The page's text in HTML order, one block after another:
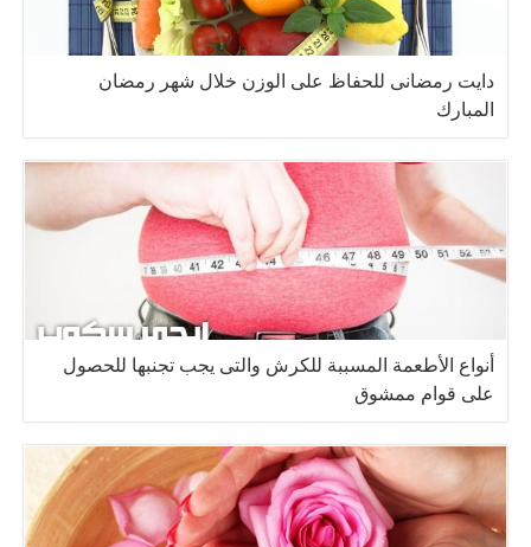
دايت رمضانى للحفاظ على الوزن خلال شهر رمضان
المبارك
أنواع الأطعمة المسببة للكرش والتى يجب تجنبها للحصول
على قوام ممشوق